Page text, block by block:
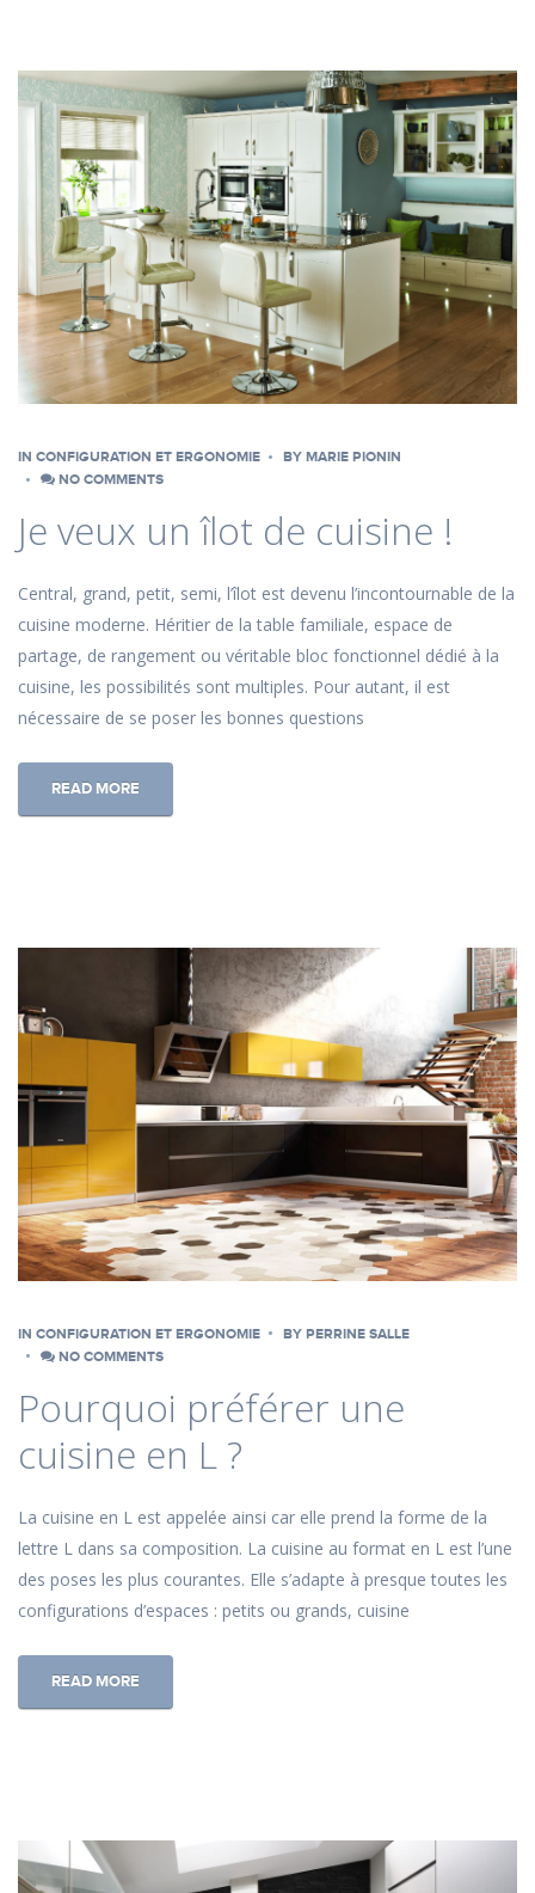
IN CONFIGURATION ET ERGONOMIE BY MARIE PIONIN
NO COMMENTS
Je veux un îlot de cuisine !
Central, grand, petit, semi, l’îlot est devenu l’incontournable de la
cuisine moderne. Héritier de la table familiale, espace de
partage, de rangement ou véritable bloc fonctionnel dédié à la
cuisine, les possibilités sont multiples. Pour autant, il est
nécessaire de se poser les bonnes questions
READ MORE
IN CONFIGURATION ET ERGONOMIE BY PERRINE SALLE
NO COMMENTS
Pourquoi préférer une
cuisine en L ?
La cuisine en L est appelée ainsi car elle prend la forme de la
lettre L dans sa composition. La cuisine au format en L est l’une
des poses les plus courantes. Elle s’adapte à presque toutes les
configurations d’espaces : petits ou grands, cuisine
READ MORE